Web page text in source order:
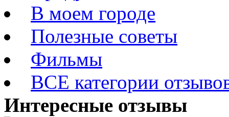
В моем городе
Полезные советы
Фильмы
ВСЕ категории
Интересные отзывы